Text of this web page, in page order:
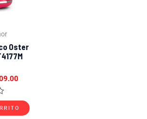
Oster